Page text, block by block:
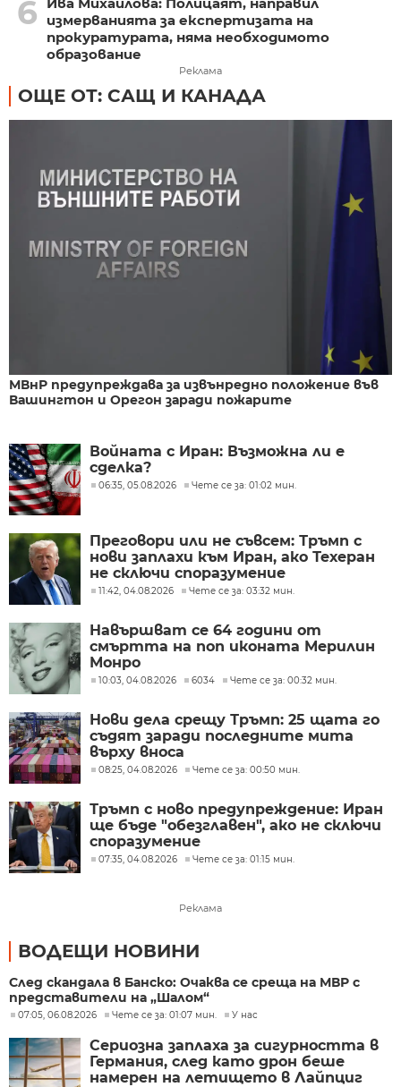
6
измерванията за експертизата на
прокуратурата, няма необходимото
образование
Реклама
ОЩЕ ОТ: САЩ И КАНАДА
МВнР предупреждава за извънредно положение във
Вашингтон и Орегон заради пожарите
Войната с Иран: Възможна ли е
сделка?
06:35, 05.08.2026 Чете се за: 01:02 мин.
Преговори или не съвсем: Тръмп с
нови заплахи към Иран, ако Техеран
не сключи споразумение
11:42, 04.08.2026 Чете се за: 03:32 мин.
Навършват се 64 години от
смъртта на поп иконата Мерилин
Монро
10:03, 04.08.2026 6034 Чете се за: 00:32 мин.
Нови дела срещу Тръмп: 25 щата го
съдят заради последните мита
върху вноса
08:25, 04.08.2026 Чете се за: 00:50 мин.
Тръмп с ново предупреждение: Иран
ще бъде "обезглавен", ако не сключи
споразумение
07:35, 04.08.2026 Чете се за: 01:15 мин.
Реклама
ВОДЕЩИ НОВИНИ
След скандала в Банско: Очаква се среща на МВР с
представители на „Шалом“
07:05, 06.08.2026 Чете се за: 01:07 мин. У нас
Сериозна заплаха за сигурността в
Германия, след като дрон беше
намерен на летището в Лайпциг